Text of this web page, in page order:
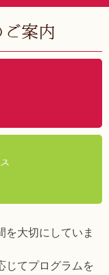
を大切にしていま
じてプログラムを